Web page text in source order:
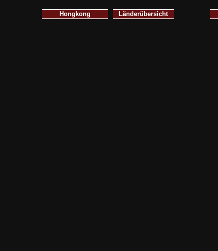
Hongkong Länderübersicht